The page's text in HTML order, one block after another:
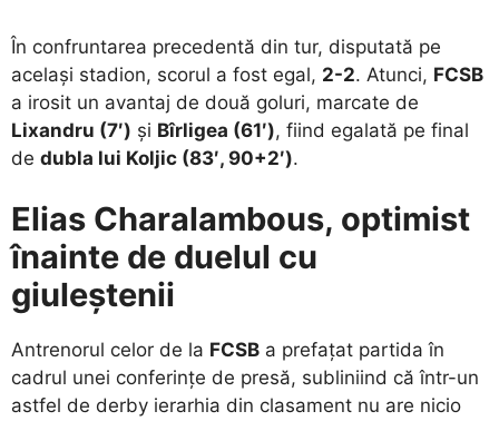
​În confruntarea precedentă din tur, disputată pe
același stadion, scorul a fost egal, 2-2. Atunci, FCSB
a irosit un avantaj de două goluri, marcate de
Lixandru (7′) și Bîrligea (61′), fiind egalată pe final
de dubla lui Koljic (83′, 90+2′).
Elias Charalambous, optimist
înainte de duelul cu
giuleștenii
​Antrenorul celor de la FCSB a prefațat partida în
cadrul unei conferințe de presă, subliniind că într-un
astfel de derby ierarhia din clasament nu are nicio